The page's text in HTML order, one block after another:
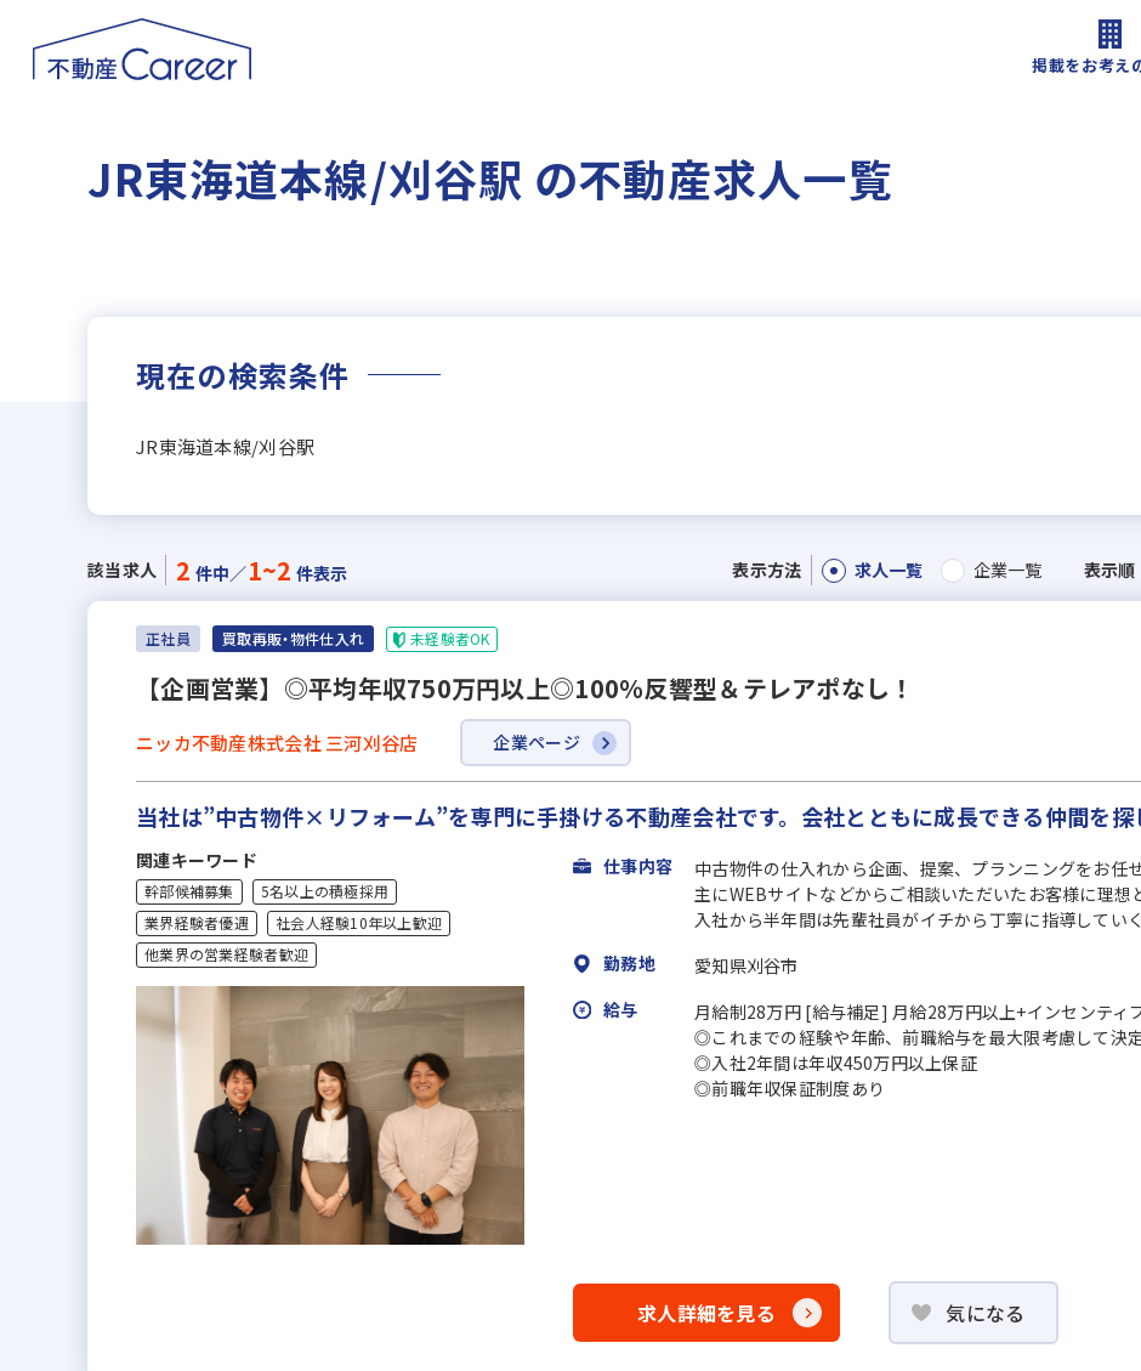
掲載をお考え
JR東海道本線/刈谷駅 の不動産求人一覧
現在の検索条件
JR東海道本線/刈谷駅
該当求人 2 件中／1~2 件表示 表示方法 求人一覧 企業一覧 表示順
正社員 買取再販・物件仕入れ 未経験者OK
【企画営業】◎平均年収750万円以上◎100％反響型＆テレアポなし！
ニッカ不動産株式会社 三河刈谷店 企業ページ
当社は”中古物件×リフォーム”を専門に手掛ける不動産会社です。会社とともに成長できる仲間を探
関連キーワード
幹部候補募集
5名以上の積極採用
業界経験者優遇
社会人経験10年以上歓迎
他業界の営業経験者歓迎
仕事内容
中古物件の仕入れから企画、提案、プランニングをお任せ
主にWEBサイトなどからご相談いただいたお客様に理想
入社から半年間は先輩社員がイチから丁寧に指導してい
勤務地
愛知県刈谷市
給与
月給制28万円 [給与補足] 月給28万円以上+インセンティ
◎これまでの経験や年齢、前職給与を最大限考慮して決
◎入社2年間は年収450万円以上保証
◎前職年収保証制度あり
求人詳細を見る 気になる